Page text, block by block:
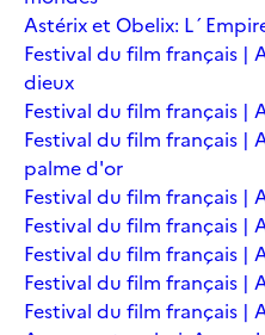
Astérix et Obelix:
Festival du film français |
dieux
Festival du film français |
Festival du film français |
palme d'or
Festival du film français |
Festival du film français |
Festival du film français |
Festival du film français |
Festival du film français |